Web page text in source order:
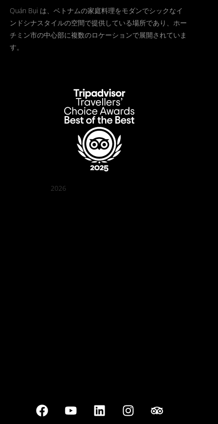
Quán Bụi は、ベトナムの家庭料理をモダンでシックなイ
ンドシナスタイルの空間で提供している場所であり、ホー
チミン市の中心部に複数のロケーションで展開されていま
す。
2026